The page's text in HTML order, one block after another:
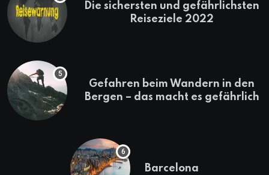
Die sichersten und gefährlichsten
Reiseziele 2022
Gefahren beim Wandern in den
Bergen – das macht es gefährlich
Barcelona